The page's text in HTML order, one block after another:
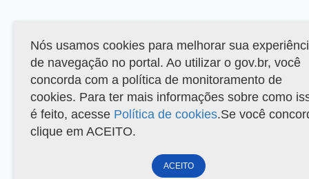
Nós usamos cookies para melhorar sua
de navegação no portal. Ao utilizar o gov.br, você
concorda com a política de monitoramento de
cookies. Para ter mais informações sobre como
é feito, acesse Política de cookies.Se você
clique em ACEITO.
ACEITO